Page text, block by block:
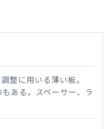
整に用いる薄い板。
ある。スペーサー、ラ